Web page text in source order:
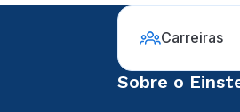
Carreiras
Sobre o